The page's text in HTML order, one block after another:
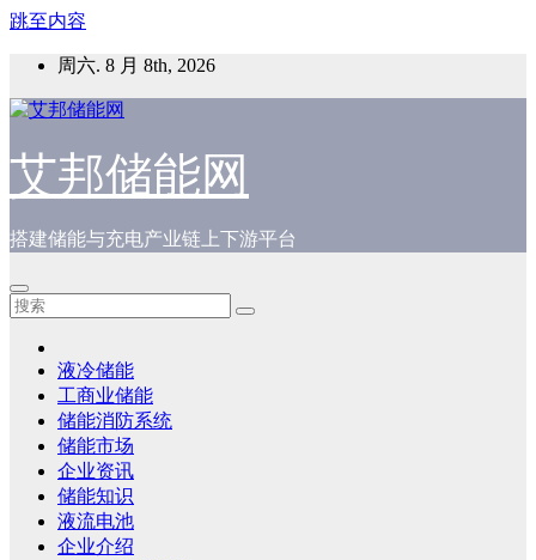
跳至内容
周六. 8 月 8th, 2026
艾邦储能网
搭建储能与充电产业链上下游平台
液冷储能
工商业储能
储能消防系统
储能市场
企业资讯
储能知识
液流电池
企业介绍